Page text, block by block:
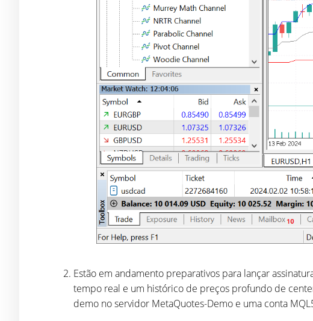
Estão em andamento preparativos para lançar
tempo real e um histórico de preços profundo de
demo no servidor MetaQuotes-Demo e uma conta